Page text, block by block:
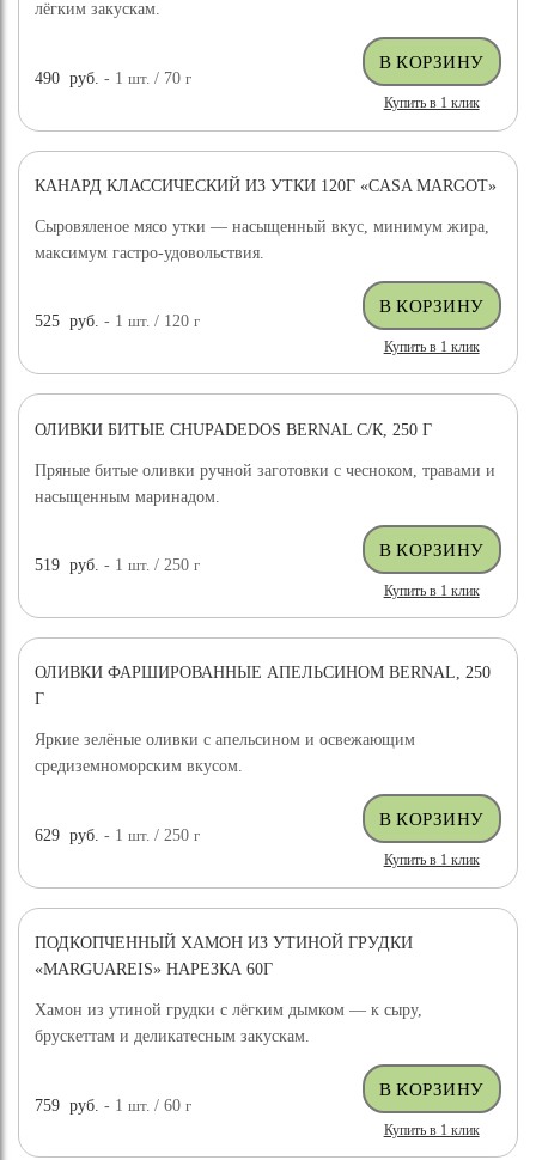
лёгким закускам.
490 руб. - 1шт. / 70г
Купить в 1 клик
КАНАРД КЛАССИЧЕСКИЙ ИЗ УТКИ 120Г «CASA MARGOT»
Сыровяленое мясо утки — насыщенный вкус, минимум жира,
максимум гастро-удовольствия.
525 руб. - 1шт. / 120г
Купить в 1 клик
ОЛИВКИ БИТЫЕ CHUPADEDOS BERNAL С/К, 250 Г
Пряные битые оливки ручной заготовки с чесноком, травами и
насыщенным маринадом.
519 руб. - 1шт. / 250г
Купить в 1 клик
ОЛИВКИ ФАРШИРОВАННЫЕ АПЕЛЬСИНОМ BERNAL, 250
Г
Яркие зелёные оливки с апельсином и освежающим
средиземноморским вкусом.
629 руб. - 1шт. / 250г
Купить в 1 клик
ПОДКОПЧЕННЫЙ ХАМОН ИЗ УТИНОЙ ГРУДКИ
«MARGUAREIS» НАРЕЗКА 60Г
Хамон из утиной грудки с лёгким дымком — к сыру,
брускеттам и деликатесным закускам.
759 руб. - 1шт. / 60г
Купить в 1 клик